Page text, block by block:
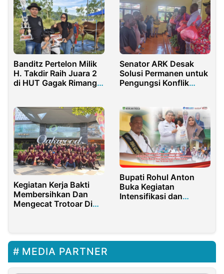
Banditz Pertelon Milik
H. Takdir Raih Juara 2
di HUT Gagak Rimang
Senator ARK Desak
Solusi Permanen untuk
Pengungsi Konflik
Kegiatan Kerja Bakti
Membersihkan Dan
Mengecat Trotoar Di
Bupati Rohul Anton
Buka Kegiatan
Intensifikasi dan
MEDIA PARTNER